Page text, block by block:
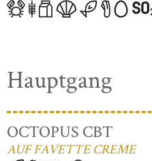
Hauptgang
OCTOPUS CBT
AUF FAVETTE CREME